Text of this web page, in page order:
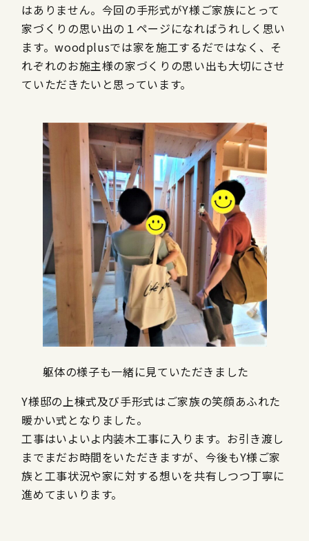
はありません。今回の手形式がY様ご家族にとって
家づくりの思い出の１ページになればうれしく思い
ます。woodplusでは家を施工するだではなく、そ
れぞれのお施主様の家づくりの思い出も大切にさせ
ていただきたいと思っています。
躯体の様子も一緒に見ていただきました
Y様邸の上棟式及び手形式はご家族の笑顔あふれた
暖かい式となりました。
工事はいよいよ内装木工事に入ります。お引き渡し
までまだお時間をいただきますが、今後もY様ご家
族と工事状況や家に対する想いを共有しつつ丁寧に
進めてまいります。